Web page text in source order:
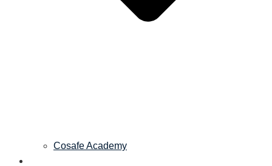
Cosafe Academy